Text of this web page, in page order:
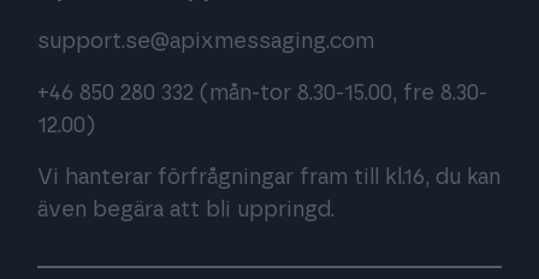
support.se@apixmessaging.com
+46 850 280 332 (mån-tor 8.30-15.00, fre 8.30-
12.00)
Vi hanterar förfrågningar fram till kl.16, du kan
även begära att bli uppringd.